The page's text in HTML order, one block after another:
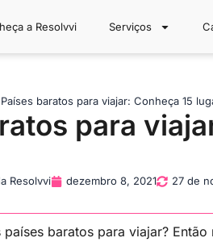
a Resolvvi Serviços
Países baratos para viajar: Conheça 15
para
Resolvvi dezembro 8, 2021 27 de
países baratos para viajar?